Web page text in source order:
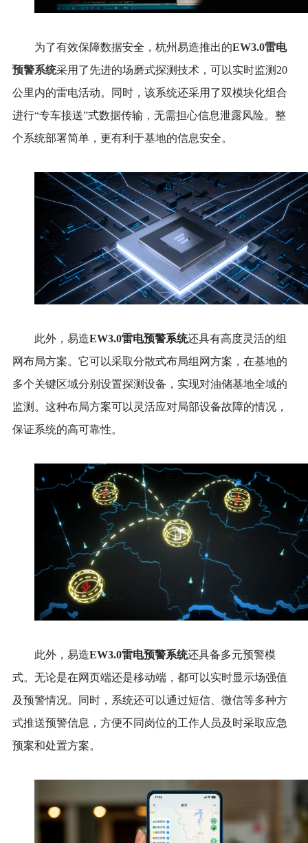
为了有效保障数据安全，杭州易造推出的EW3.0雷电
预警系统采用了先进的场磨式探测技术，可以实时监测20
公里内的雷电活动。同时，该系统还采用了双模块化组合
进行“专车接送”式数据传输，无需担心信息泄露风险。整
个系统部署简单，更有利于基地的信息安全。
此外，易造EW3.0雷电预警系统还具有高度灵活的组
网布局方案。它可以采取分散式布局组网方案，在基地的
多个关键区域分别设置探测设备，实现对油储基地全域的
监测。这种布局方案可以灵活应对局部设备故障的情况，
保证系统的高可靠性。
此外，易造EW3.0雷电预警系统还具备多元预警模
式。无论是在网页端还是移动端，都可以实时显示场强值
及预警情况。同时，系统还可以通过短信、微信等多种方
式推送预警信息，方便不同岗位的工作人员及时采取应急
预案和处置方案。